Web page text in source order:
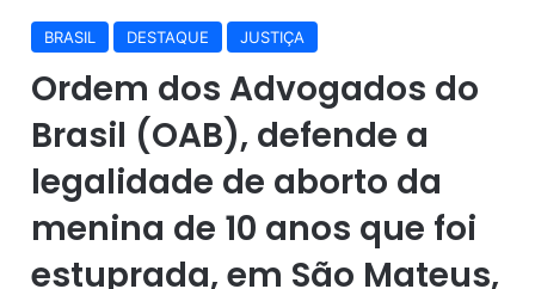
BRASIL DESTAQUE JUSTIÇA
Ordem dos Advogados do
Brasil (OAB), defende a
legalidade de aborto da
menina de 10 anos que foi
estuprada, em São Mateus,